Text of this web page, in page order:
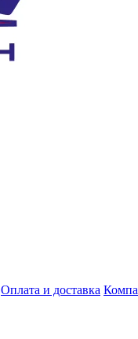
Оплата и доставка